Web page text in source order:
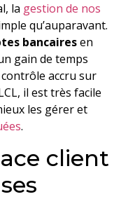
la gestion de nos
qu’auparavant.
bancairesen
gain de temps
accru sur
il est très facile
les gérer et
.
client